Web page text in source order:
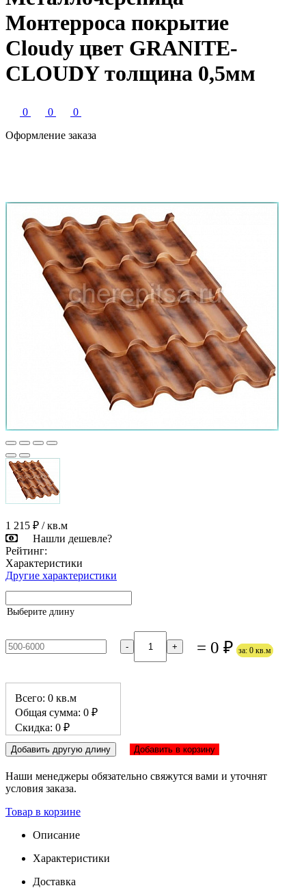
Монтерроса покрытие
Cloudy цвет GRANITE-
CLOUDY толщина 0,5мм
0 0
0
Оформление заказа
1 215 ₽ / кв.м
Нашли дешевле?
Рейтинг:
Характеристики
Другие характеристики
Выберите длину
- + = 0 ₽ за: 0 кв.м
Всего: 0 кв.м
Общая сумма: 0 ₽
Скидка: 0 ₽
Добавить другую длину Добавить в корзину
Наши менеджеры обязательно свяжутся вами и уточнят
условия заказа.
Товар в корзине
Описание
Характеристики
Доставка